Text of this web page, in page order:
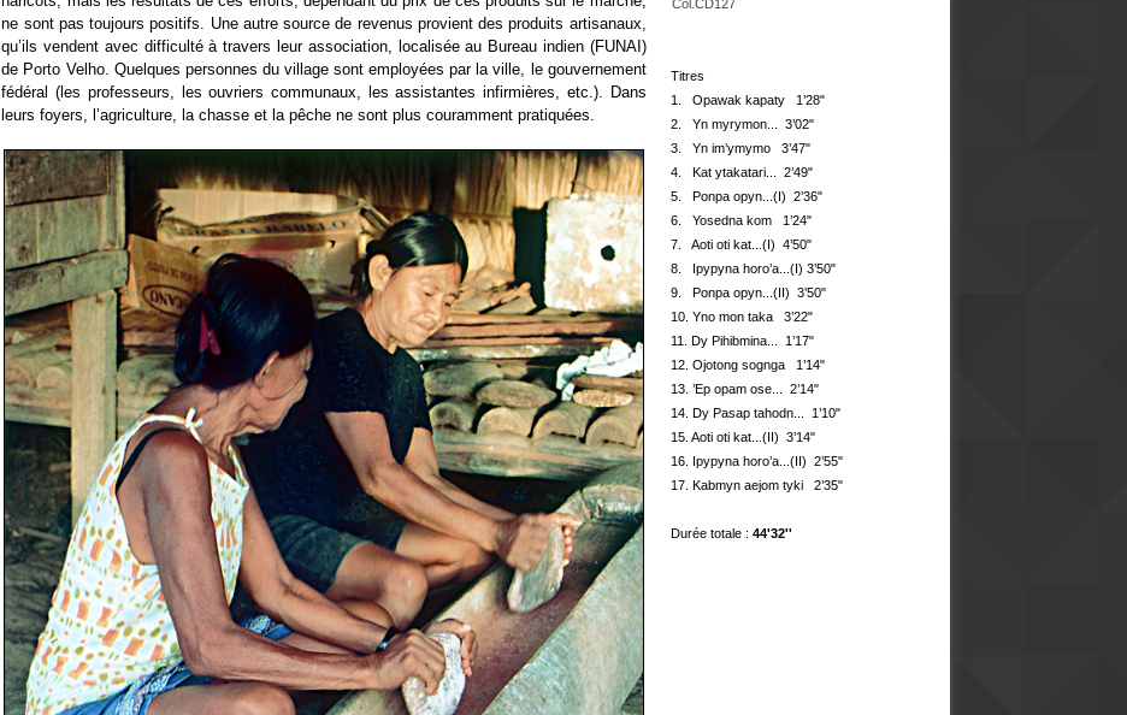
ne sont pas toujours positifs. Une autre source de revenus provient des produits artisanaux,
qu’ils vendent avec difficulté à travers leur association, localisée au Bureau indien (FUNAI)
de Porto Velho. Quelques personnes du village sont employées par la ville, le gouvernement
fédéral (les professeurs, les ouvriers communaux, les assistantes infirmières, etc.). Dans
leurs foyers, l’agriculture, la chasse et la pêche ne sont plus couramment pratiquées.
Col.CD127
Titres
1. Opawak kapaty 1’28"
2. Yn myrymon... 3’02"
3. Yn im’ymymo 3’47"
4. Kat ytakatari... 2’49"
5. Ponpa opyn...(I) 2’36"
6. Yosedna kom 1’24"
7. Aoti oti kat...(I) 4’50"
8. Ipypyna horo’a... (I) 3’50"
9. Ponpa opyn...(II) 3’50"
10. Yno mon taka 3’22"
11. Dy Pihibmina... 1’17"
12. Ojotong sognga 1’14"
13. ’Ep opam ose... 2’14"
14. Dy Pasap tahodn... 1’10"
15. Aoti oti kat...(II) 3’14"
16. Ipypyna horo’a...(II) 2’55"
17. Kabmyn aejom tyki 2’35"
Durée totale : 44'32''